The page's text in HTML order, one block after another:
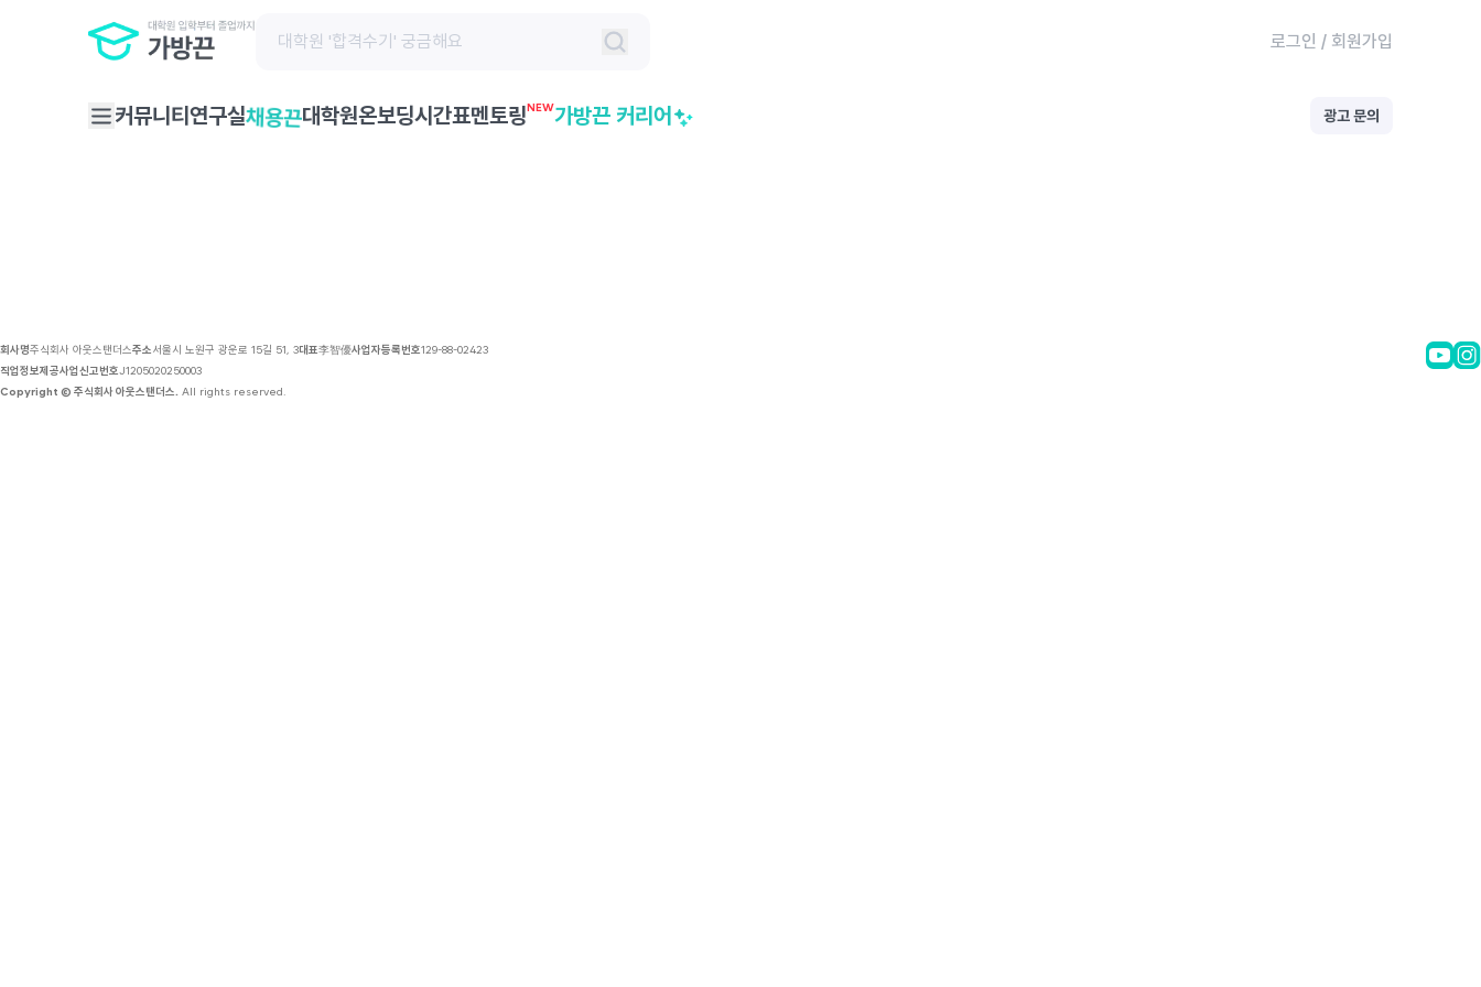
로그인 / 회원가입
커뮤니티 연구실채용끈대학원온보딩시간표멘토링NEW가방끈 커리어 광고 문의
회사명주식회사 아웃스탠더스주소서울시 노원구 광운로 15길 51, 3대표李智優사업자등록번호129-88-02423
직업정보제공사업신고번호J1205020250003
Copyright © 주식회사 아웃스탠더스. All rights reserved.